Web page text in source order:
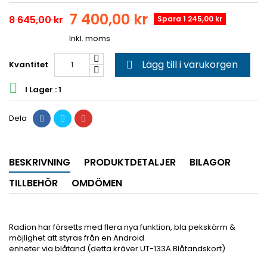
8 645,00 kr 7 400,00 kr Spara 1 245,00 kr
Inkl. moms
Kvantitet  Lägg till i varukorgen
 I Lager : 1
Dela
BESKRIVNING PRODUKTDETALJER
BILAGOR
TILLBEHÖR
OMDÖMEN
Radion har försetts med flera nya funktion, bla pekskärm &
möjlighet att styras från en Android
enheter via blåtand (detta kräver UT-133A Blåtandskort)